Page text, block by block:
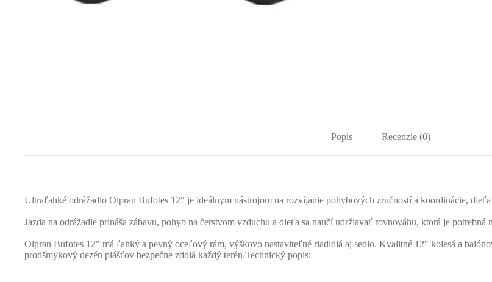
Popis Recenzie (0)
Ultraľahké odrážadlo Olpran Bufotes 12" je ideálnym nástrojom na rozvíjanie pohybových zručností a koordinácie,
Jazda na odrážadle prináša zábavu, pohyb na čerstvom vzduchu a dieťa sa naučí udržiavať rovnováhu, ktorá je
Olpran Bufotes 12" má ľahký a pevný oceľový rám, výškovo nastaviteľné riadidlá aj sedlo. Kvalitné 12" kolesá a
protišmykový dezén plášťov bezpečne zdolá každý terén.Technický popis: